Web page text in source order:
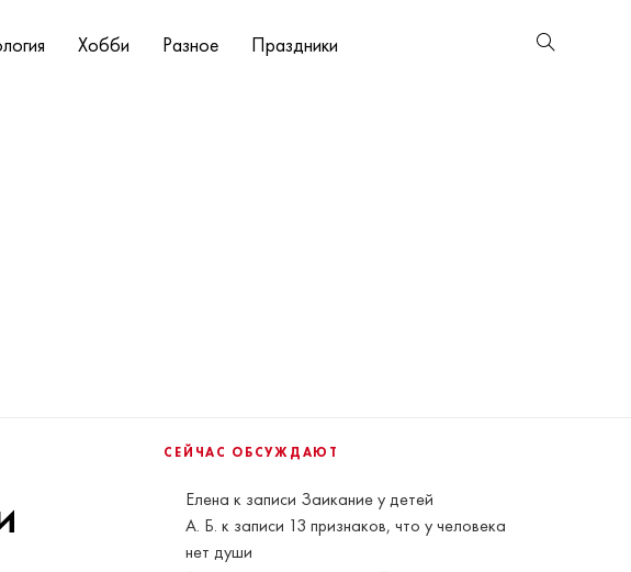
Хобби Разное Праздники
СЕЙЧАС ОБСУЖДАЮТ
Елена к записи Заикание у детей
А. Б. к записи 13 признаков, что у человека
нет души